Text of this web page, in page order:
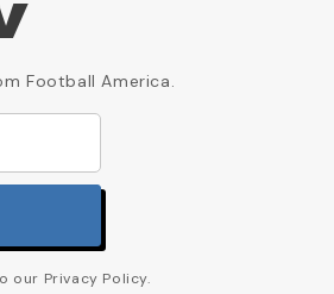
Football America.
our Privacy Policy.